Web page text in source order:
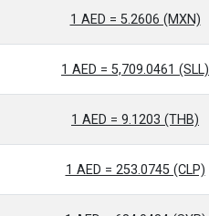
1 AED = 5.2606 (MXN)
1 AED = 5,709.0461 (SLL)
1 AED = 9.1203 (THB)
1 AED = 253.0745 (CLP)